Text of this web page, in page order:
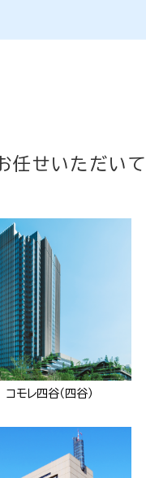
任せいただいて
コモレ四谷（四谷）